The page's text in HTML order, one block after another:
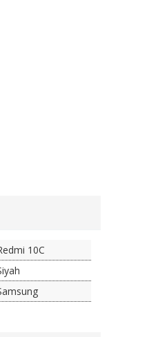
10C